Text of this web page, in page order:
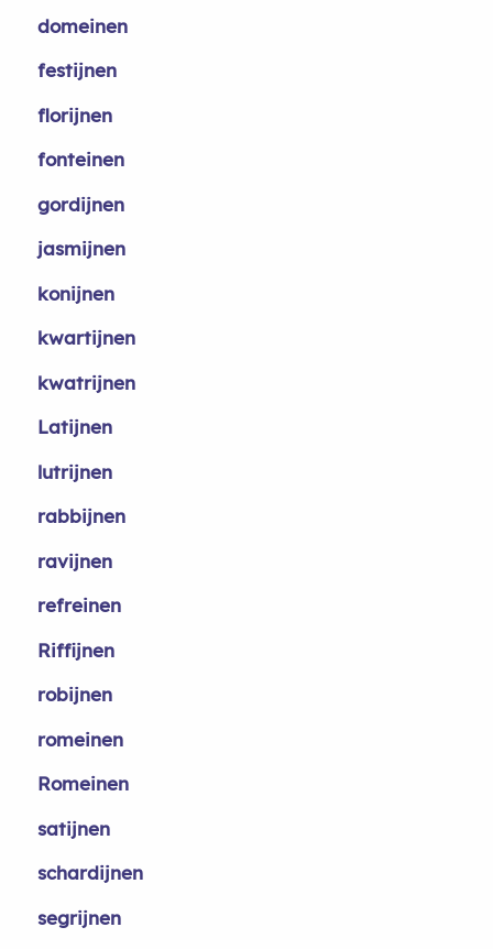
domeinen
festijnen
florijnen
fonteinen
gordijnen
jasmijnen
konijnen
kwartijnen
kwatrijnen
Latijnen
lutrijnen
rabbijnen
ravijnen
refreinen
Riffijnen
robijnen
romeinen
Romeinen
satijnen
schardijnen
segrijnen